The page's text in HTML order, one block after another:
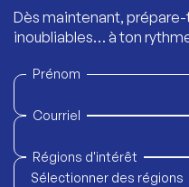
Dès maintenant,
inoubliables… à ton
Prénom
Courriel
Régions d'intérêt
Sélectionner des régions